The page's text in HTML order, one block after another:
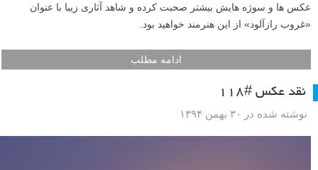
عکس ها و سوژه هایش بیشتر صحبت کرده و شاهد آثاری زیبا با عنوان
«غروب رازآلود» از این هنرمند خواهید بود.
ادامه مطلب
نقد عکس #۱۱۸
نوشته شده در ۳۰ بهمن ۱۳۹۴